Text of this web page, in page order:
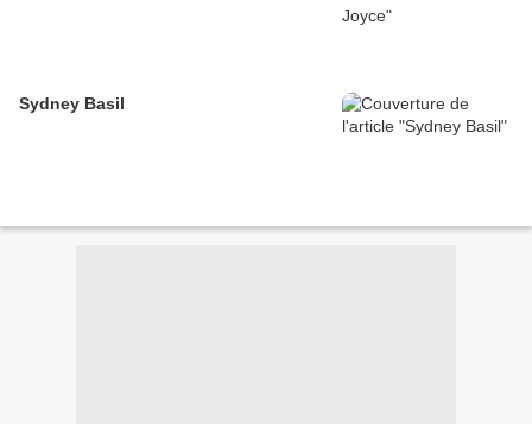
Sydney Basil